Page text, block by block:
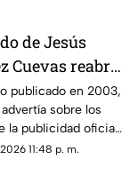
de Jesús
Cuevas reabre
sobre la
publicado en 2003,
sobre los
la publicidad oficial
a los medios
11:48 p. m.